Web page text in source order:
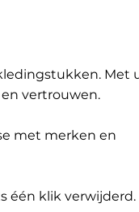
Met
vertrouwen.
met merken en
één klik verwijderd.